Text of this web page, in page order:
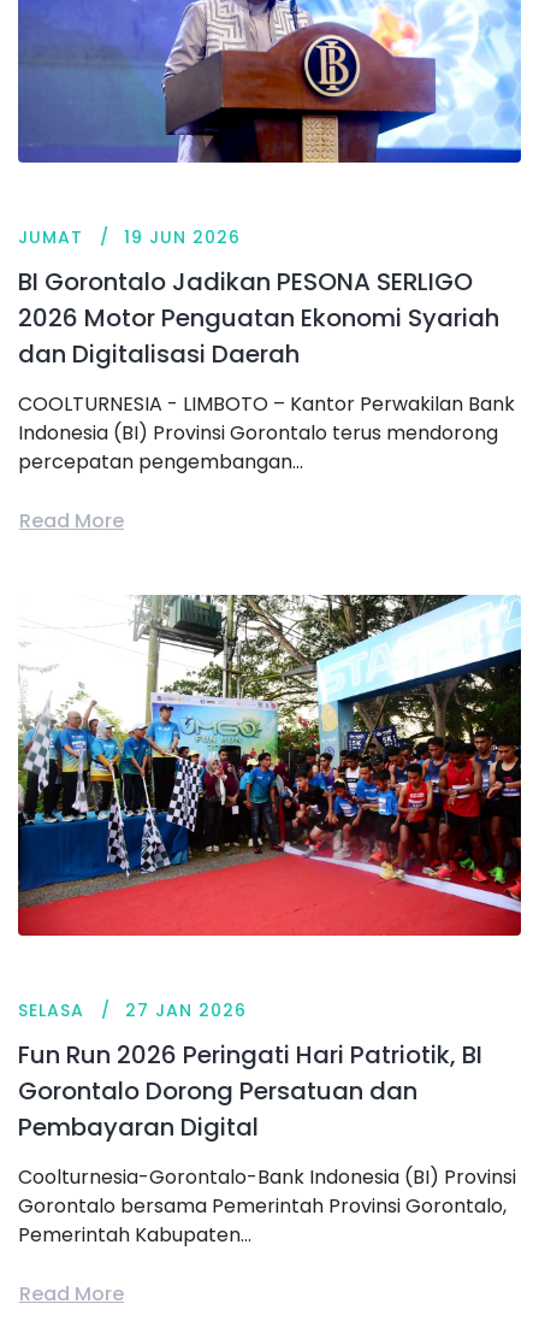
JUMAT 19 JUN 2026
BI Gorontalo Jadikan PESONA SERLIGO
2026 Motor Penguatan Ekonomi Syariah
dan Digitalisasi Daerah
COOLTURNESIA - LIMBOTO – Kantor Perwakilan Bank
Indonesia (BI) Provinsi Gorontalo terus mendorong
percepatan pengembangan...
Read More
SELASA 27 JAN 2026
Fun Run 2026 Peringati Hari Patriotik, BI
Gorontalo Dorong Persatuan dan
Pembayaran Digital
Coolturnesia-Gorontalo-Bank Indonesia (BI) Provinsi
Gorontalo bersama Pemerintah Provinsi Gorontalo,
Pemerintah Kabupaten...
Read More